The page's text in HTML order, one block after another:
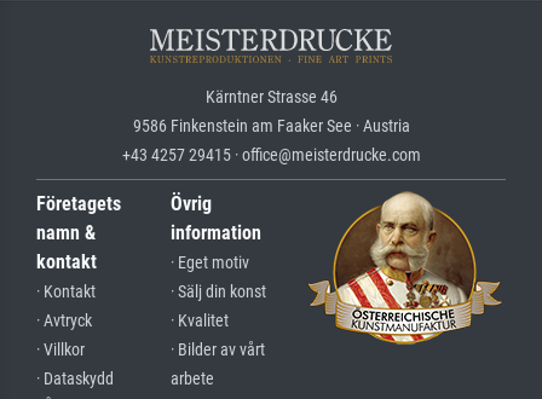
Kärntner Strasse 46
9586 Finkenstein am Faaker See · Austria
+43 4257 29415 · office@meisterdrucke.com
Företagets
namn &
kontakt
· Kontakt
· Avtryck
· Villkor
· Dataskydd
Övrig
information
· Eget motiv
· Sälj din konst
· Kvalitet
· Bilder av vårt
arbete